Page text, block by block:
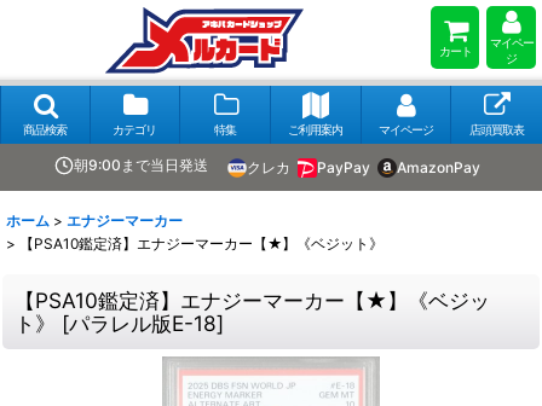
カート
マイペー
ジ
商品検索 カテゴリ 特集 ご利用案内 マイページ 店頭買取表
朝9:00まで当日発送 クレカ PayPay AmazonPay
ホーム > エナジーマーカー
>
【PSA10鑑定済】エナジーマーカー【★】《ベジット》
【PSA10鑑定済】エナジーマーカー【★】《ベジッ
ト》
[パラレル版E-18]